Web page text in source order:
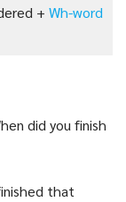
+ Wh-word
did you finish
that